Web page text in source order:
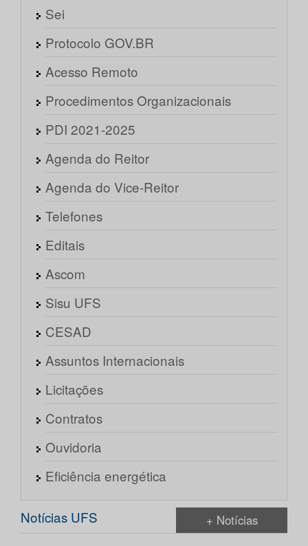
Sei
Protocolo GOV.BR
Acesso Remoto
Procedimentos Organizacionais
PDI 2021-2025
Agenda do Reitor
Agenda do Vice-Reitor
Telefones
Editais
Ascom
Sisu UFS
CESAD
Assuntos Internacionais
Licitações
Contratos
Ouvidoria
Eficiência energética
Notícias UFS + Notícias